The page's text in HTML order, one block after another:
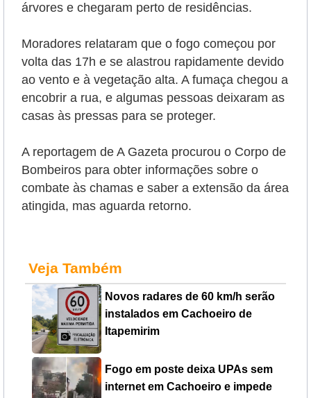
árvores e chegaram perto de residências.
Moradores relataram que o fogo começou por
volta das 17h e se alastrou rapidamente devido
ao vento e à vegetação alta. A fumaça chegou a
encobrir a rua, e algumas pessoas deixaram as
casas às pressas para se proteger.
A reportagem de A Gazeta procurou o Corpo de
Bombeiros para obter informações sobre o
combate às chamas e saber a extensão da área
atingida, mas aguarda retorno.
Veja Também
Novos radares de 60 km/h serão
instalados em Cachoeiro de
Itapemirim
Fogo em poste deixa UPAs sem
internet em Cachoeiro e impede